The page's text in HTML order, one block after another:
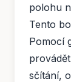
polohu
Tento
Pomocí
sčítání,